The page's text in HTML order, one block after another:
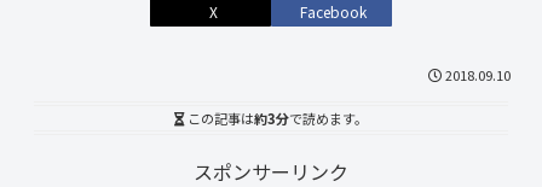
X Facebook
2018.09.10
この記事は約3分で読めます。
スポンサーリンク